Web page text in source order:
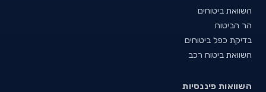
השוואת ביטוחים
הר הביטוח
בדיקת כפל ביטוחים
השוואת ביטוח רכב
השוואות פיננסיות